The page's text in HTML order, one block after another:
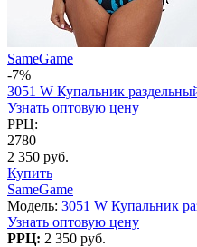
SameGame
-7%
3051 W Купальник
Узнать оптовую цену
РРЦ:
2780
2 350 руб.
Купить
SameGame
Модель: 3051 W Купальник
Узнать оптовую цену
РРЦ: 2 350 руб.